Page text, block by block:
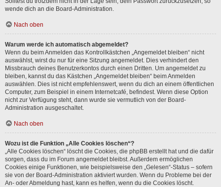
wende dich an die Board-Administration.
Nach oben
Warum werde ich automatisch abgemeldet?
Wenn du beim Anmelden das Kontrollkästchen „Angemeldet bleiben“ nicht
auswählst, wirst du nur für eine Sitzung angemeldet. Dies verhindert den
Missbrauch deines Benutzerkontos durch einen Dritten. Um angemeldet zu
bleiben, kannst du das Kästchen „Angemeldet bleiben“ beim Anmelden
auswählen. Dies ist nicht empfehlenswert, wenn du dich an einem öffentlichen
Computer, zum Beispiel in einem Internetcafé, befindest. Wenn diese Option
nicht zur Verfügung steht, dann wurde sie vermutlich von der Board-
Administration ausgeschaltet.
Nach oben
Wozu ist die Funktion „Alle Cookies löschen“?
„Alle Cookies löschen“ löscht die Cookies, die phpBB erstellt hat und die dafür
sorgen, dass du im Forum angemeldet bleibst. Außerdem ermöglichen
Cookies einige Funktionen, wie beispielsweise den „Gelesen“-Status – sofern
sie von der Board-Administration aktiviert wurden. Wenn du Probleme bei der
An- oder Abmeldung hast, kann es helfen, wenn du die Cookies löscht.